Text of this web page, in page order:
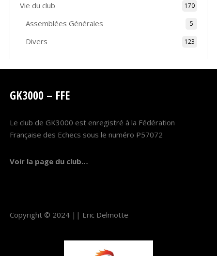
Vie du club 170
Assemblées Générales 5
Divers 123
GK3000 – FFE
Le club de GK3000 est enregistré à la Fédération
Française des Echecs sous le numéro P57072
Voir la page du club…
Copyright © 2024 || Eric Delmotte